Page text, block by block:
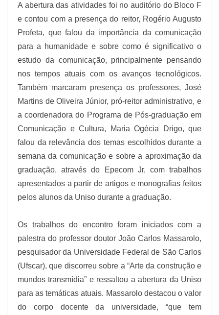
A abertura das atividades foi no auditório do Bloco F
e contou com a presença do reitor, Rogério Augusto
Profeta, que falou da importância da comunicação
para a humanidade e sobre como é significativo o
estudo da comunicação, principalmente pensando
nos tempos atuais com os avanços tecnológicos.
Também marcaram presença os professores, José
Martins de Oliveira Júnior, pró-reitor administrativo, e
a coordenadora do Programa de Pós-graduação em
Comunicação e Cultura, Maria Ogécia Drigo, que
falou da relevância dos temas escolhidos durante a
semana da comunicação e sobre a aproximação da
graduação, através do Epecom Jr, com trabalhos
apresentados a partir de artigos e monografias feitos
pelos alunos da Uniso durante a graduação.
Os trabalhos do encontro foram iniciados com a
palestra do professor doutor João Carlos Massarolo,
pesquisador da Universidade Federal de São Carlos
(Ufscar), que discorreu sobre a “Arte da construção e
mundos transmídia” e ressaltou a abertura da Uniso
para as temáticas atuais. Massarolo destacou o valor
do corpo docente da universidade, “que tem